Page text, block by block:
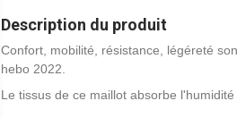
Description du produit
Confort, mobilité, résistance, légéreté
hebo 2022.
Le tissus de ce maillot absorbe